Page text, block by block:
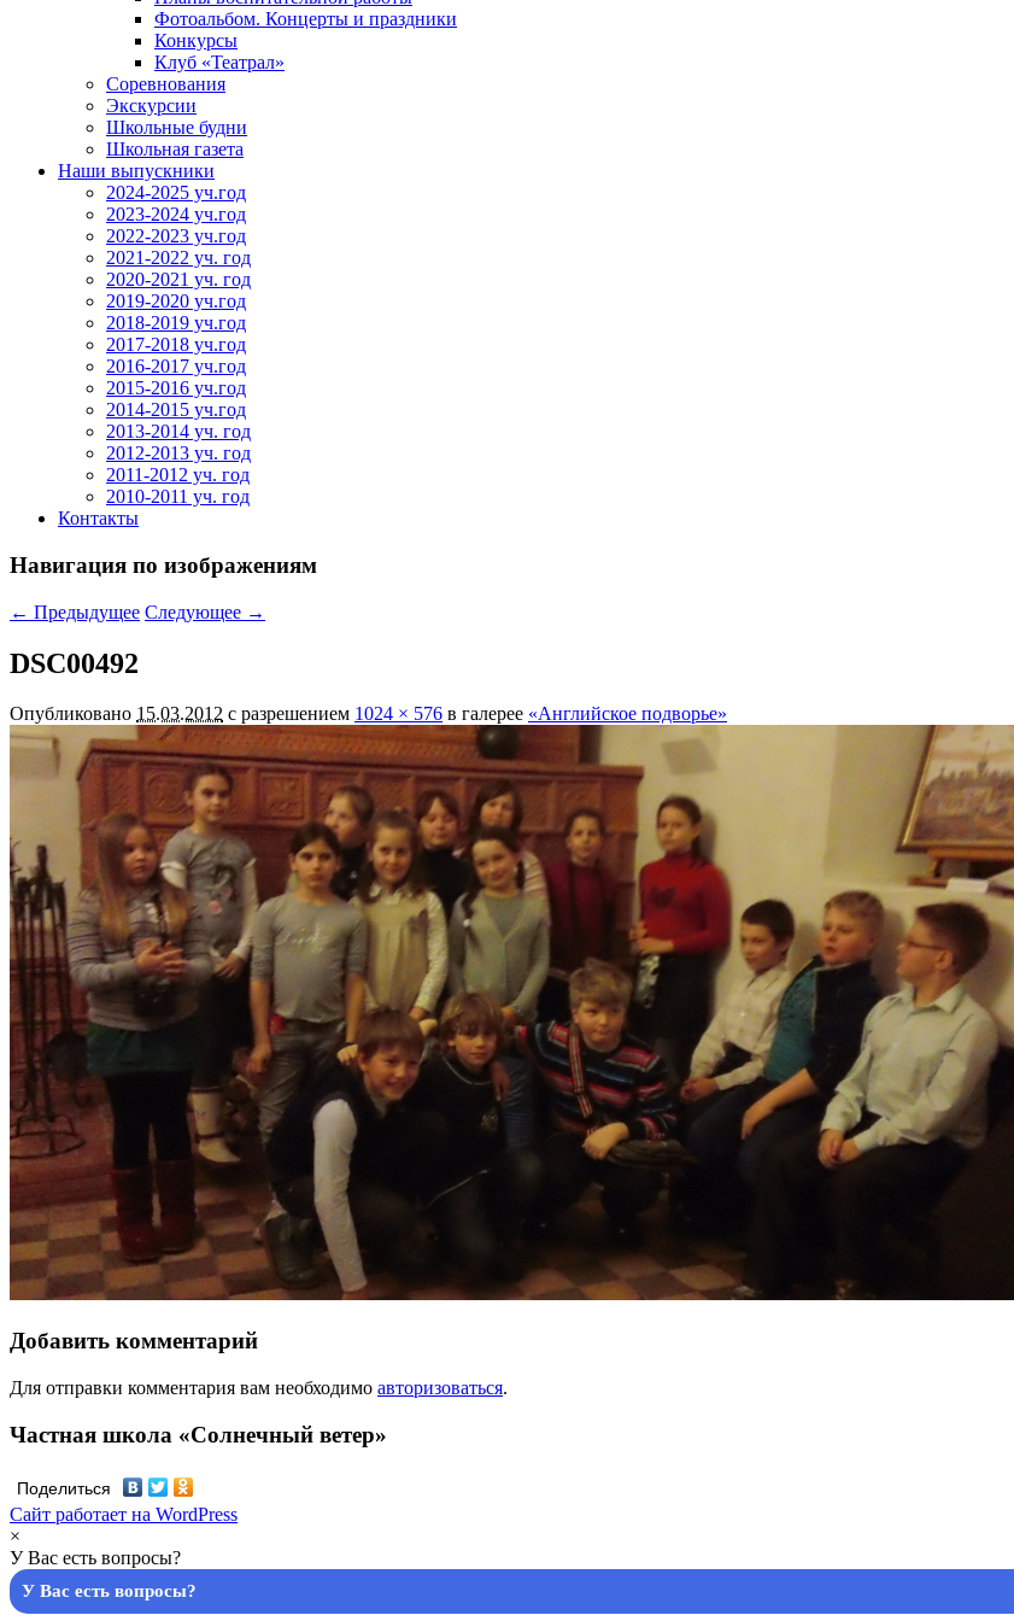
Фотоальбом. Концерты и праздники
Конкурсы
Клуб «Театрал»
Соревнования
Экскурсии
Школьные будни
Школьная газета
Наши выпускники
2024-2025 уч.год
2023-2024 уч.год
2022-2023 уч.год
2021-2022 уч. год
2020-2021 уч. год
2019-2020 уч.год
2018-2019 уч.год
2017-2018 уч.год
2016-2017 уч.год
2015-2016 уч.год
2014-2015 уч.год
2013-2014 уч. год
2012-2013 уч. год
2011-2012 уч. год
2010-2011 уч. год
Контакты
Навигация по изображениям
← Предыдущее Следующее →
DSC00492
Опубликовано 15.03.2012 с разрешением 1024 × 576 в галерее «Английское подворье»
Добавить комментарий
Для отправки комментария вам необходимо авторизоваться.
Частная школа «Солнечный ветер»
Поделиться
Сайт работает на WordPress
×
У Вас есть вопросы?
У Вас есть вопросы?